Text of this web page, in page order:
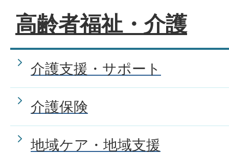
高齢者福祉・介護
介護支援・サポート
介護保険
地域ケア・地域支援